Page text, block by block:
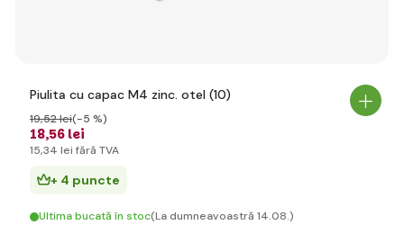
Piulita cu capac M4 zinc. otel (10)
18,56 lei
19,52 lei(-5 %)
15,34 lei fără TVA
+ 4 puncte
Ultima bucată în stoc(La dumneavoastră 14.08.)